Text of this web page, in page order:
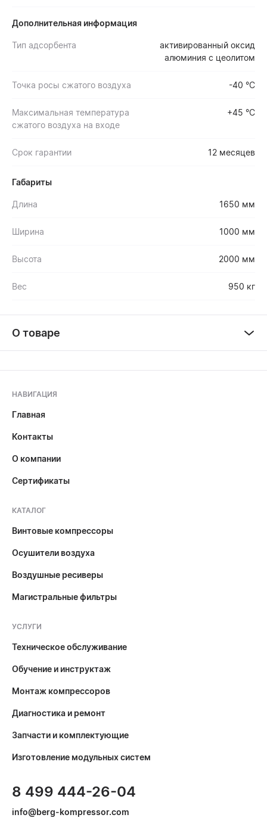
Дополнительная информация
Тип адсорбента
активированный оксид
алюминия с цеолитом
Точка росы сжатого воздуха -40 °С
Максимальная температура
сжатого воздуха на входе
+45 °С
Срок гарантии 12 месяцев
Габариты
Длина 1650 мм
Ширина 1000 мм
Высота 2000 мм
Вес 950 кг
О товаре
НАВИГАЦИЯ
Главная
Контакты
О компании
Сертификаты
КАТАЛОГ
Винтовые компрессоры
Осушители воздуха
Воздушные ресиверы
Магистральные фильтры
УСЛУГИ
Техническое обслуживание
Обучение и инструктаж
Монтаж компрессоров
Диагностика и ремонт
Запчасти и комплектующие
Изготовление модульных систем
8 499 444-26-04
info@berg-kompressor.com